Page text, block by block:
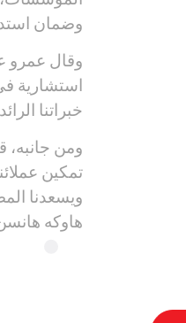
وضمان
وقال عمرو
استشارية
خبراتنا
ومن جانبه،
تمكين
ويسعدنا
هاوكه